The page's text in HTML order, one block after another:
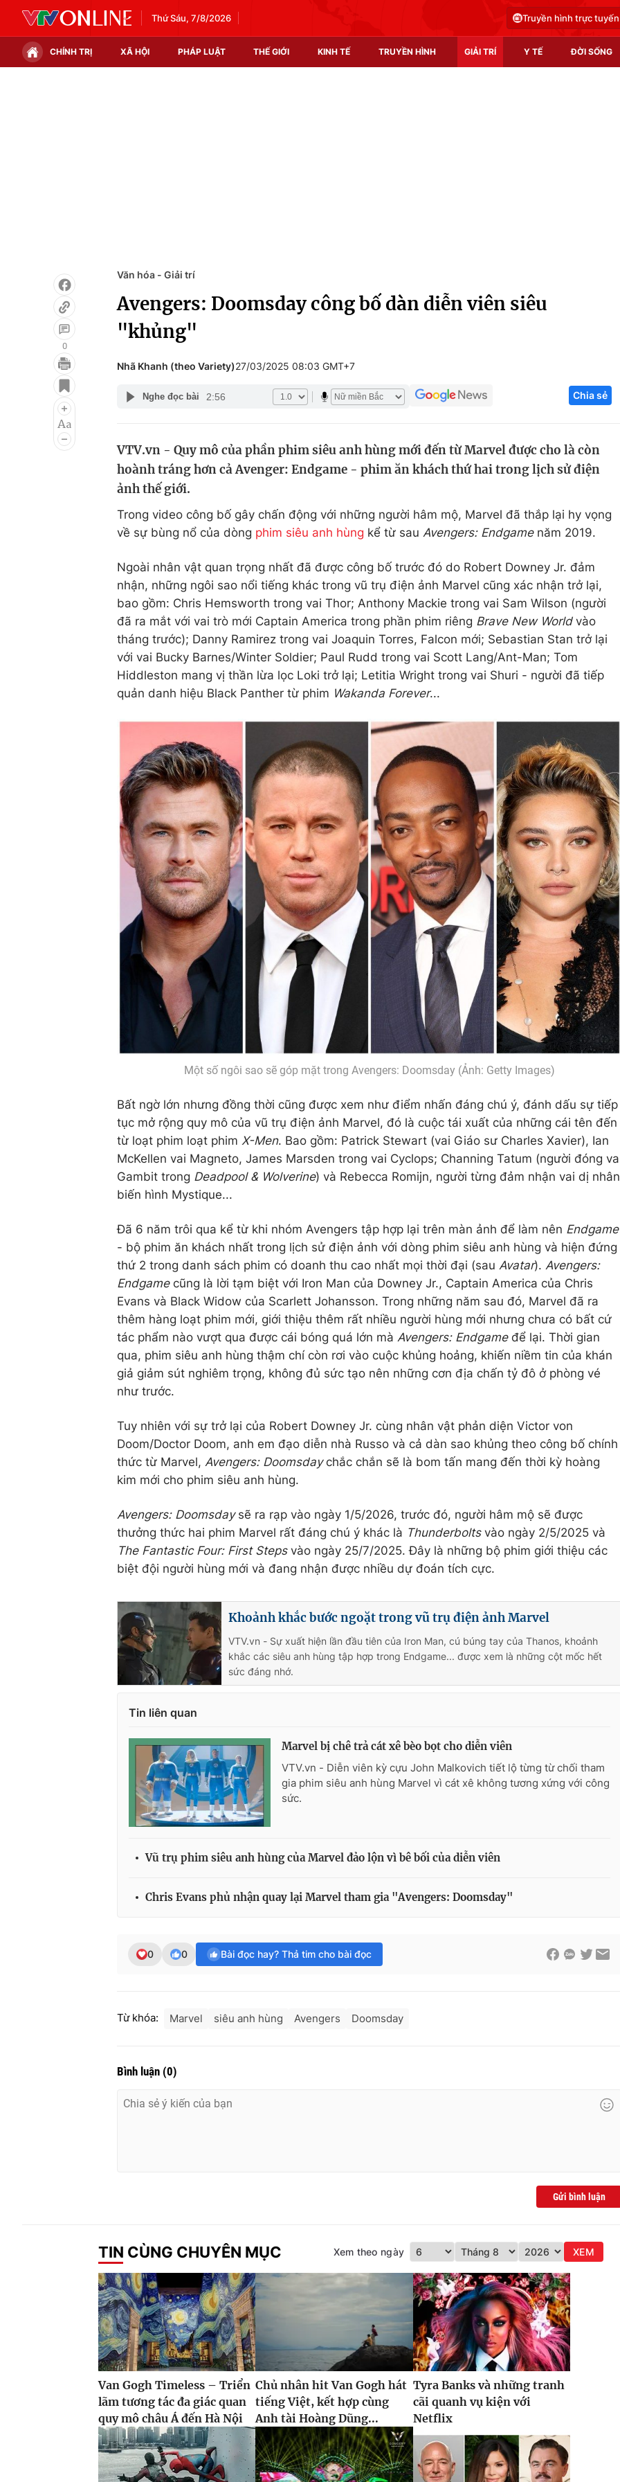
Thứ Sáu, 7/8/2026 Truyền hình trực tuyến
CHÍNH TRỊ XÃ HỘI PHÁP LUẬT THẾ GIỚI KINH TẾ TRUYỀN HÌNH GIẢI TRÍ Y TẾ ĐỜI SỐNG
Điện ảnh
Âm nhạc
Du lịch
Chất lượng cuộc sống
Tuyển sinh
Hitech Công
Thị trường
0
Văn hóa - Giải trí
Avengers: Doomsday công bố dàn diễn viên siêu
"khủng"
Nhã Khanh (theo Variety)27/03/2025 08:03 GMT+7
Nghe đọc bài 2:56 Chia sẻ
VTV.vn - Quy mô của phần phim siêu anh hùng mới đến từ Marvel được cho là còn
hoành tráng hơn cả Avenger: Endgame - phim ăn khách thứ hai trong lịch sử điện
ảnh thế giới.
Trong video công bố gây chấn động với những người hâm mộ, Marvel đã thắp lại hy vọng
về sự bùng nổ của dòng phim siêu anh hùng kể từ sau Avengers: Endgamenăm 2019.
Ngoài nhân vật quan trọng nhất đã được công bố trước đó do Robert Downey Jr. đảm
nhận, những ngôi sao nổi tiếng khác trong vũ trụ điện ảnh Marvel cũng xác nhận trở lại,
bao gồm: Chris Hemsworth trong vai Thor; Anthony Mackie trong vai Sam Wilson (người
đã ra mắt với vai trò mới Captain America trong phần phim riêng Brave New Worldvào
tháng trước); Danny Ramirez trong vai Joaquin Torres, Falcon mới; Sebastian Stan trở lại
với vai Bucky Barnes/Winter Soldier; Paul Rudd trong vai Scott Lang/Ant-Man; Tom
Hiddleston mang vị thần lừa lọc Loki trở lại; Letitia Wright trong vai Shuri - người đã tiếp
quản danh hiệu Black Panther từ phim Wakanda Forever...
Một số ngôi sao sẽ góp mặt trong Avengers: Doomsday (Ảnh: Getty Images)
Bất ngờ lớn nhưng đồng thời cũng được xem như điểm nhấn đáng chú ý, đánh dấu sự tiếp
tục mở rộng quy mô của vũ trụ điện ảnh Marvel, đó là cuộc tái xuất của những cái tên đến
từ loạt phim loạt phim X-Men. Bao gồm: Patrick Stewart (vai Giáo sư Charles Xavier), Ian
McKellen vai Magneto, James Marsden trong vai Cyclops; Channing Tatum (người đóng
Gambit trong Deadpool & Wolverine) và Rebecca Romijn, người từng đảm nhận vai dị nhân
biến hình Mystique...
Đã 6 năm trôi qua kể từ khi nhóm Avengers tập hợp lại trên màn ảnh để làm nên Endgame
- bộ phim ăn khách nhất trong lịch sử điện ảnh với dòng phim siêu anh hùng và hiện đứng
thứ 2 trong danh sách phim có doanh thu cao nhất mọi thời đại (sau Avatar). Avengers:
Endgamecũng là lời tạm biệt với Iron Man của Downey Jr., Captain America của Chris
Evans và Black Widow của Scarlett Johansson. Trong những năm sau đó, Marvel đã ra
thêm hàng loạt phim mới, giới thiệu thêm rất nhiều người hùng mới nhưng chưa có bất cứ
tác phẩm nào vượt qua được cái bóng quá lớn mà Avengers: Endgameđể lại. Thời gian
qua, phim siêu anh hùng thậm chí còn rơi vào cuộc khủng hoảng, khiến niềm tin của khán
giả giảm sút nghiêm trọng, không đủ sức tạo nên những cơn địa chấn tỷ đô ở phòng vé
như trước.
Tuy nhiên với sự trở lại của Robert Downey Jr. cùng nhân vật phản diện Victor von
Doom/Doctor Doom, anh em đạo diễn nhà Russo và cả dàn sao khủng theo công bố chính
thức từ Marvel, Avengers: Doomsdaychắc chắn sẽ là bom tấn mang đến thời kỳ hoàng
kim mới cho phim siêu anh hùng.
Avengers: Doomsdaysẽ ra rạp vào ngày 1/5/2026, trước đó, người hâm mộ sẽ được
thưởng thức hai phim Marvel rất đáng chú ý khác là Thunderboltsvào ngày 2/5/2025 và
The Fantastic Four: First Stepsvào ngày 25/7/2025. Đây là những bộ phim giới thiệu các
biệt đội người hùng mới và đang nhận được nhiều dự đoán tích cực.
Khoảnh khắc bước ngoặt trong vũ trụ điện ảnh Marvel
VTV.vn - Sự xuất hiện lần đầu tiên của Iron Man, cú búng tay của Thanos, khoảnh
khắc các siêu anh hùng tập hợp trong Endgame... được xem là những cột mốc hết
sức đáng nhớ.
Tin liên quan
Marvel bị chê trả cát xê bèo bọt cho diễn viên
VTV.vn - Diễn viên kỳ cựu John Malkovich tiết lộ từng từ chối tham
gia phim siêu anh hùng Marvel vì cát xê không tương xứng với công
sức.
Vũ trụ phim siêu anh hùng của Marvel đảo lộn vì bê bối của diễn viên
Chris Evans phủ nhận quay lại Marvel tham gia "Avengers: Doomsday"
0 0 Bài đọc hay? Thả tim cho bài đọc
Từ khóa: Marvel siêu anh hùng Avengers Doomsday
Bình luận (0)
Gửi bình luận
TIN CÙNG CHUYÊN MỤC Xem theo ngày XEM
Van Gogh Timeless – Triển
lãm tương tác đa giác quan
quy mô châu Á đến Hà Nội
Chủ nhân hit Van Gogh hát
tiếng Việt, kết hợp cùng
Anh tài Hoàng Dũng...
Tyra Banks và những tranh
cãi quanh vụ kiện với
Netflix